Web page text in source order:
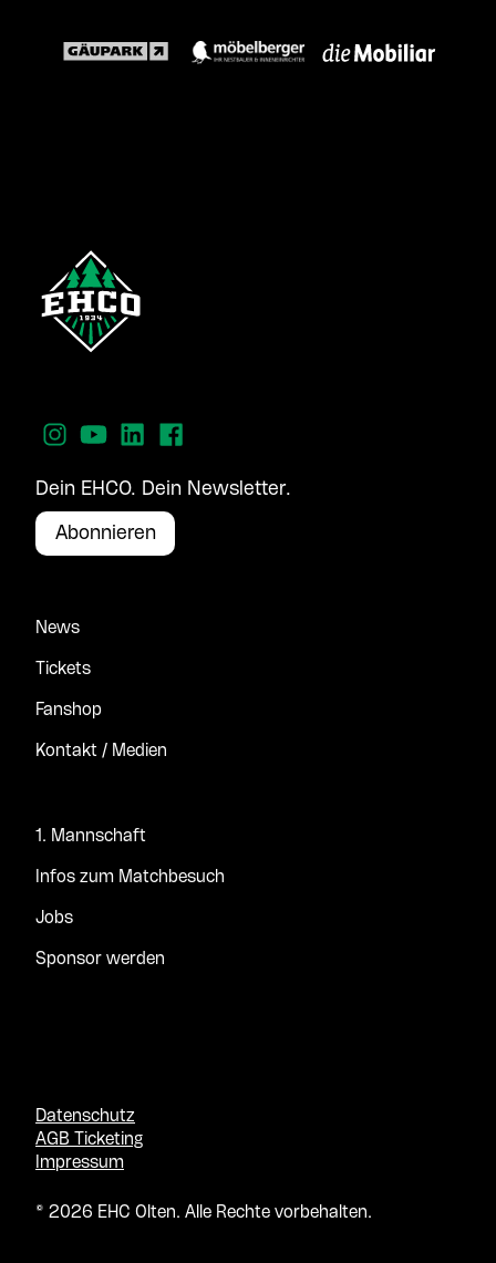
Dein EHCO. Dein Newsletter.
Abonnieren
News
Tickets
Fanshop
Kontakt / Medien
1. Mannschaft
Infos zum Matchbesuch
Jobs
Sponsor werden
© 2026 EHC Olten. Alle Rechte vorbehalten.
Datenschutz
AGB Ticketing
Impressum